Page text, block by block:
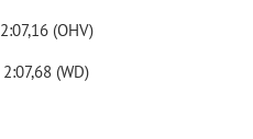
(OHV)
(WD)